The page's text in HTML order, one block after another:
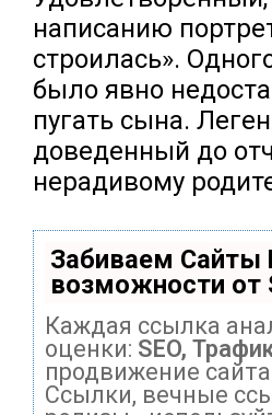
написанию
строилась».
было явно
пугать сына.
доведенный до
нерадивому
Забиваем
возможности от
Каждая ссылка
оценки: SEO,
продвижение
Ссылки, вечные